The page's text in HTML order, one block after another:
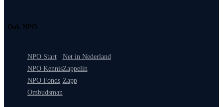
Ook NPO
NPO Start
NPO Kennis
NPO Fonds
Ombudsman
Net in Nederland
Zappelin
Zapp